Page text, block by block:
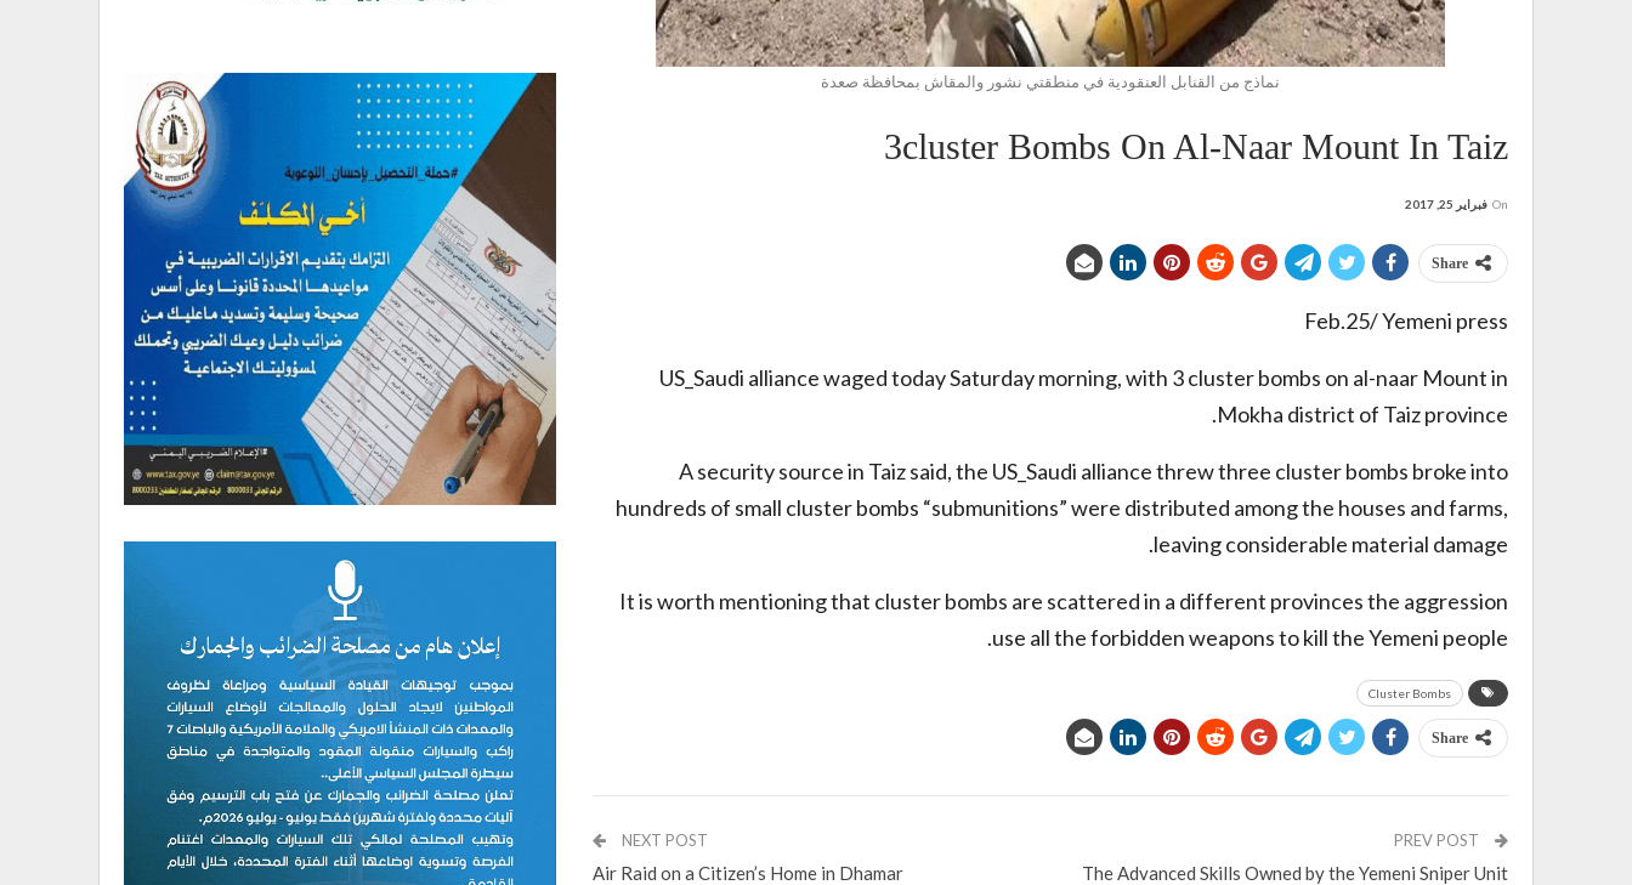
نماذج من القنابل العنقودية في منطقتي نشور والمقاش بمحافظة صعدة
3cluster Bombs On Al-Naar Mount In Taiz
On فبراير 25, 2017
Share
Feb.25/ Yemeni press
US_Saudi alliance waged today Saturday morning, with 3 cluster bombs on al-naar Mount in
Mokha district of Taiz province.
A security source in Taiz said, the US_Saudi alliance threw three cluster bombs broke into
hundreds of small cluster bombs “submunitions” were distributed among the houses and farms,
leaving considerable material damage.
It is worth mentioning that cluster bombs are scattered in a different provinces the aggression
use all the forbidden weapons to kill the Yemeni people.
Cluster Bombs
Share
The Advanced Skills Owned by the Yemeni Sniper Unit
NEXT POST
Air Raid on a Citizen’s Home in Dhamar